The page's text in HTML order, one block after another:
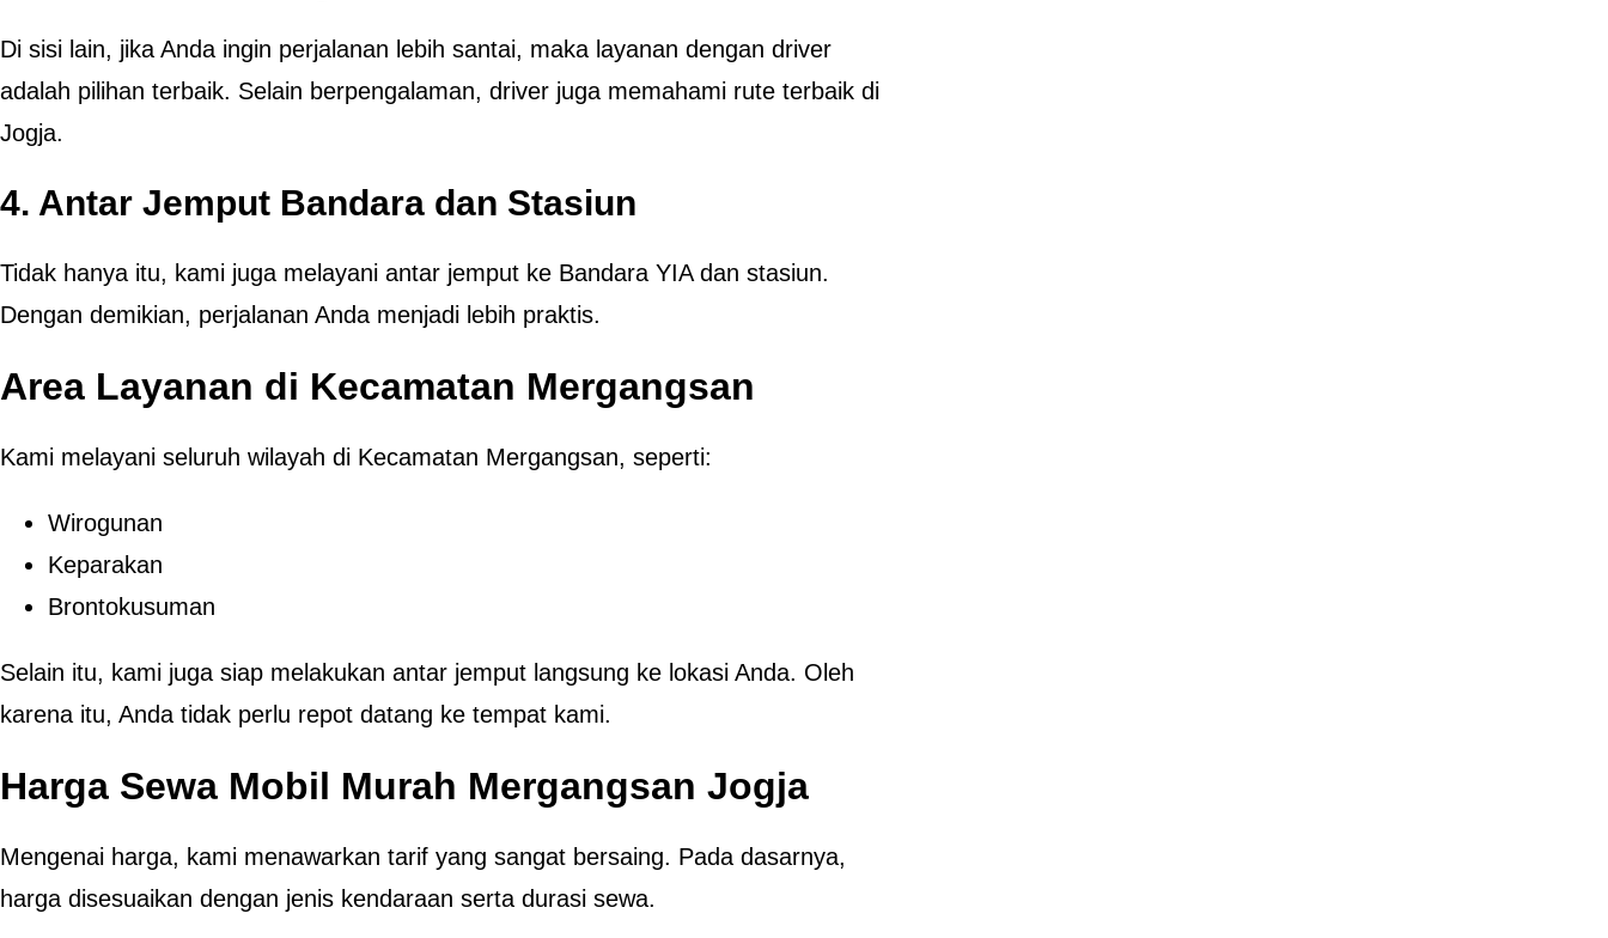
Di sisi lain, jika Anda ingin perjalanan lebih santai, maka layanan dengan driver
adalah pilihan terbaik. Selain berpengalaman, driver juga memahami rute terbaik di
Jogja.
4. Antar Jemput Bandara dan Stasiun
Tidak hanya itu, kami juga melayani antar jemput ke Bandara YIA dan stasiun.
Dengan demikian, perjalanan Anda menjadi lebih praktis.
Area Layanan di Kecamatan Mergangsan
Kami melayani seluruh wilayah di Kecamatan Mergangsan, seperti:
Wirogunan
Keparakan
Brontokusuman
Selain itu, kami juga siap melakukan antar jemput langsung ke lokasi Anda. Oleh
karena itu, Anda tidak perlu repot datang ke tempat kami.
Harga Sewa Mobil Murah Mergangsan Jogja
Mengenai harga, kami menawarkan tarif yang sangat bersaing. Pada dasarnya,
harga disesuaikan dengan jenis kendaraan serta durasi sewa.